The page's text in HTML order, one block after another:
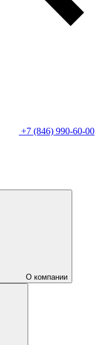
+7 (846) 990-60-00
О компании